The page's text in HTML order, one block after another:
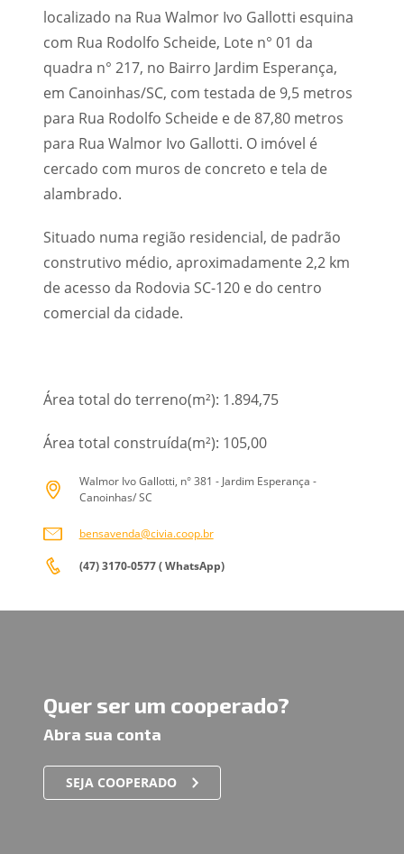
localizado na Rua Walmor Ivo Gallotti esquina
com Rua Rodolfo Scheide, Lote n° 01 da
quadra n° 217, no Bairro Jardim Esperança,
em Canoinhas/SC, com testada de 9,5 metros
para Rua Rodolfo Scheide e de 87,80 metros
para Rua Walmor Ivo Gallotti. O imóvel é
cercado com muros de concreto e tela de
alambrado.
Situado numa região residencial, de padrão
construtivo médio, aproximadamente 2,2 km
de acesso da Rodovia SC-120 e do centro
comercial da cidade.
Área total do terreno(m²): 1.894,75
Área total construída(m²): 105,00
Walmor Ivo Gallotti, n° 381 - Jardim Esperança -
Canoinhas/ SC
bensavenda@civia.coop.br
(47) 3170-0577 ( WhatsApp)
Quer ser um cooperado?
Abra sua conta
SEJA COOPERADO